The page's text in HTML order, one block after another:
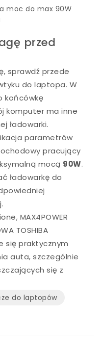
moc do max 90W
przed
sprawdź przede
do laptopa. W
końcówkę
komputer ma inne
ładowarki.
parametrów
pracujący
mocą 90W.
ładowarkę do
MAX4POWER
TOSHIBA
się praktycznym
auta, szczególnie
się z
do laptopów